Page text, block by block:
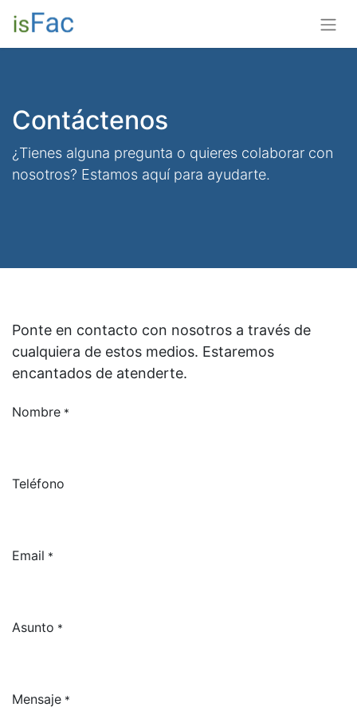
Contáctenos
¿Tienes alguna pregunta o quieres colaborar con
nosotros? Estamos aquí para ayudarte.
Ponte en contacto con nosotros a través de
cualquiera de estos medios. Estaremos
encantados de atenderte.
Nombre *
Teléfono
Email *
Asunto *
Mensaje *